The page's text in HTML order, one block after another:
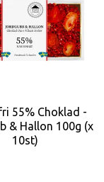
55% Choklad -
& Hallon 100g (x
10st)